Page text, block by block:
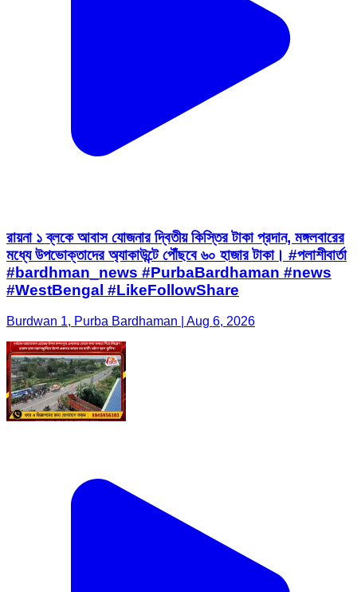
রায়না ১ ব্লকে আবাস যোজনার দ্বিতীয় কিস্তির টাকা প্রদান, মঙ্গলবারের
মধ্যে উপভোক্তাদের অ্যাকাউন্টে পৌঁছবে ৬০ হাজার টাকা। #পলাশীবার্তা
#bardhman_news #PurbaBardhaman #news
#WestBengal #LikeFollowShare
Burdwan 1, Purba Bardhaman | Aug 6, 2026